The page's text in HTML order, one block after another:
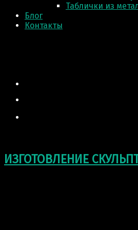
Таблички из
Блог
Контакты
ИЗГОТОВЛЕНИЕ